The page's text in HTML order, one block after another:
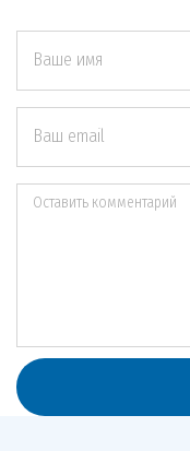
Ваше имя
Ваш email
Оставить комментарий